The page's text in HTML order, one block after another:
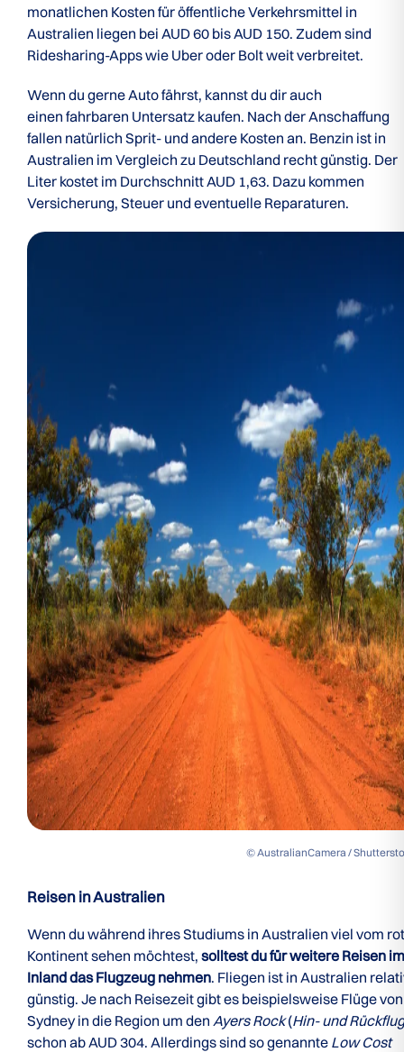
monatlichen Kosten für öffentliche Verkehrsmittel in
Australien liegen bei AUD 60 bis AUD 150. Zudem sind
Ridesharing-Apps wie Uber oder Bolt weit verbreitet.
Wenn du gerne Auto fährst, kannst du dir auch
einen fahrbaren Untersatz kaufen. Nach der Anschaffung
fallen natürlich Sprit- und andere Kosten an. Benzin ist in
Australien im Vergleich zu Deutschland recht günstig. Der
Liter kostet im Durchschnitt AUD 1,63. Dazu kommen
Versicherung, Steuer und eventuelle Reparaturen.
© AustralianCamera /
Reisen in Australien
Wenn du während ihres Studiums in Australien viel vom
Kontinent sehen möchtest, solltest du für weitere Reisen im
Inland das Flugzeug nehmen. Fliegen ist in Australien
günstig. Je nach Reisezeit gibt es beispielsweise Flüge von
Sydney in die Region um den Ayers Rock(Hin- und Rückflug
schon ab AUD 304. Allerdings sind so genannte Low Cost